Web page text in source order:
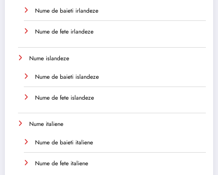
Nume de baieti irlandeze
Nume de fete irlandeze
Nume islandeze
Nume de baieti islandeze
Nume de fete islandeze
Nume italiene
Nume de baieti italiene
Nume de fete italiene